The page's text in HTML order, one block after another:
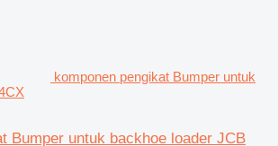
komponen pengikat Bumper untuk
Bumper untuk backhoe loader JCB